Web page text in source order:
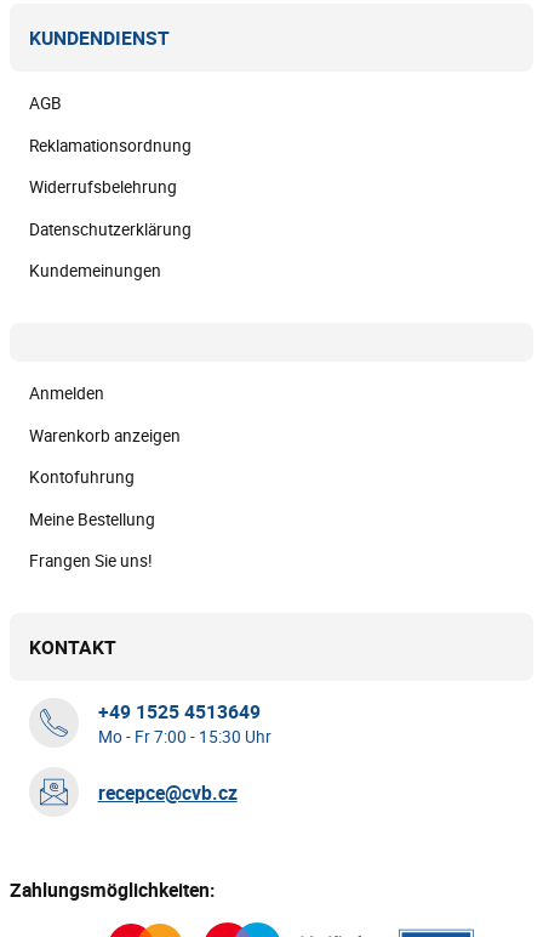
KUNDENDIENST
AGB
Reklamationsordnung
Widerrufsbelehrung
Datenschutzerklärung
Kundemeinungen
Anmelden
Warenkorb anzeigen
Kontofuhrung
Meine Bestellung
Frangen Sie uns!
KONTAKT
+49 1525 4513649
Mo - Fr 7:00 - 15:30 Uhr
recepce@cvb.cz
Zahlungsmöglichkeiten: